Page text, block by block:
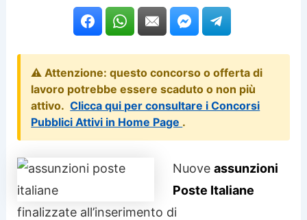
⚠️ Attenzione: questo concorso o offerta di
lavoro potrebbe essere scaduto o non più
attivo. Clicca qui per consultare i Concorsi
Pubblici Attivi in Home Page .
Nuoveassunzioni
Poste Italiane
finalizzate all’inserimento di